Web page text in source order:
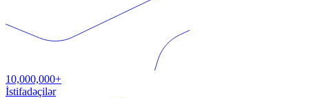
10,000,000+
İstifadəçilər